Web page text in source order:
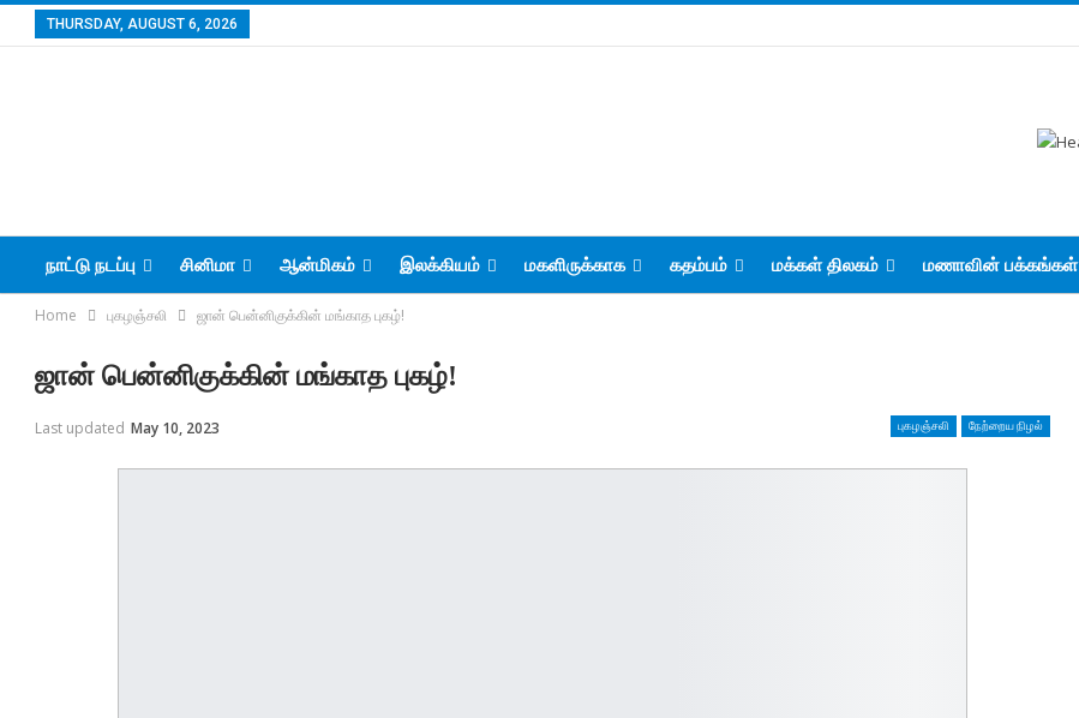
THURSDAY, AUGUST 6, 2026
நாட்டு நடப்பு சினிமா ஆன்மிகம் இலக்கியம் மகளிருக்காக கதம்பம் மக்கள் திலகம் மணாவின் பக்கங்கள்
Home புகழஞ்சலி ஜான் பென்னிகுக்கின் மங்காத புகழ்!
ஜான் பென்னிகுக்கின் மங்காத புகழ்!
புகழஞ்சலி நேற்றைய நிழல்
Last updated May 10, 2023